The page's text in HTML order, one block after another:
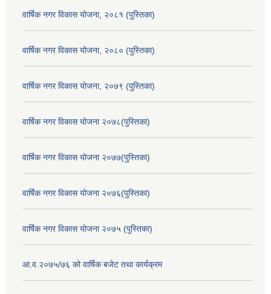
वार्षिक नगर विकास योजना, २०८१ (पुस्तिका)
वार्षिक नगर विकास योजना, २०८० (पुस्तिका)
वार्षिक नगर विकास योजना, २०७९ (पुस्तिका)
वार्षिक नगर विकास योजना २०७८(पुस्तिका)
वार्षिक नगर विकास योजना २०७७(पुस्तिका)
वार्षिक नगर विकास योजना २०७६(पुस्तिका)
वार्षिक नगर विकास योजना २०७५ (पुस्तिका)
आ.व.२०७५/७६ को वार्षिक बजेट तथा कार्यक्रम